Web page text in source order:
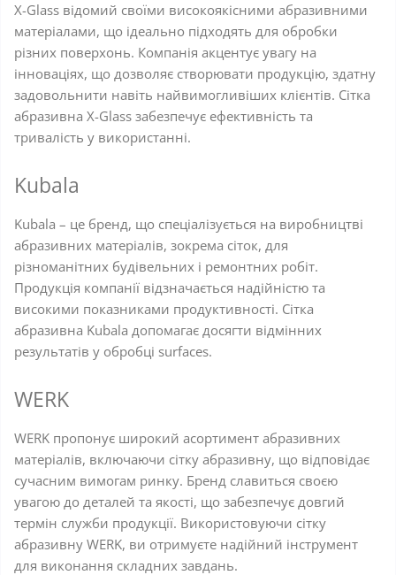
X-Glass відомий своїми високоякісними абразивними
матеріалами, що ідеально підходять для обробки
різних поверхонь. Компанія акцентує увагу на
інноваціях, що дозволяє створювати продукцію, здатну
задовольнити навіть найвимогливіших клієнтів. Сітка
абразивна X-Glass забезпечує ефективність та
тривалість у використанні.
Kubala
Kubala – це бренд, що спеціалізується на виробництві
абразивних матеріалів, зокрема сіток, для
різноманітних будівельних і ремонтних робіт.
Продукція компанії відзначається надійністю та
високими показниками продуктивності. Сітка
абразивна Kubala допомагає досягти відмінних
результатів у обробці surfaces.
WERK
WERK пропонує широкий асортимент абразивних
матеріалів, включаючи сітку абразивну, що відповідає
сучасним вимогам ринку. Бренд славиться своєю
увагою до деталей та якості, що забезпечує довгий
термін служби продукції. Використовуючи сітку
абразивну WERK, ви отримуєте надійний інструмент
для виконання складних завдань.